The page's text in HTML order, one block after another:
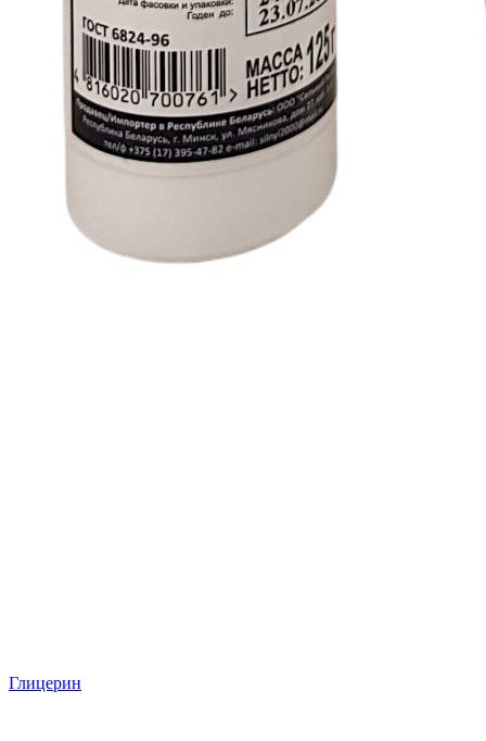
Глицерин